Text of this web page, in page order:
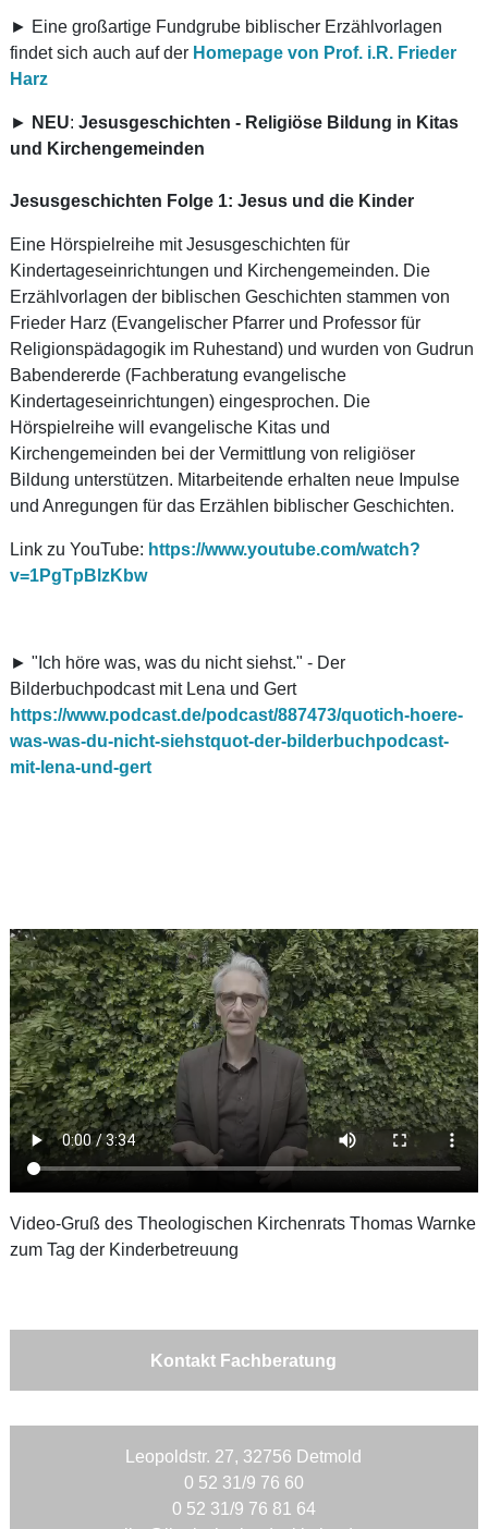
► Eine großartige Fundgrube biblischer Erzählvorlagen
findet sich auch auf der Homepage von Prof. i.R. Frieder
Harz
► NEU: Jesusgeschichten - Religiöse Bildung in Kitas
und Kirchengemeinden
Jesusgeschichten Folge 1: Jesus und die Kinder
Eine Hörspielreihe mit Jesusgeschichten für
Kindertageseinrichtungen und Kirchengemeinden. Die
Erzählvorlagen der biblischen Geschichten stammen von
Frieder Harz (Evangelischer Pfarrer und Professor für
Religionspädagogik im Ruhestand) und wurden von Gudrun
Babendererde (Fachberatung evangelische
Kindertageseinrichtungen) eingesprochen. Die
Hörspielreihe will evangelische Kitas und
Kirchengemeinden bei der Vermittlung von religiöser
Bildung unterstützen. Mitarbeitende erhalten neue Impulse
und Anregungen für das Erzählen biblischer Geschichten.
Link zu YouTube: https://www.youtube.com/watch?
v=1PgTpBlzKbw
► "Ich höre was, was du nicht siehst." - Der
Bilderbuchpodcast mit Lena und Gert
https://www.podcast.de/podcast/887473/quotich-hoere-
was-was-du-nicht-siehstquot-der-bilderbuchpodcast-
mit-lena-und-gert
Video-Gruß des Theologischen Kirchenrats Thomas Warnke
zum Tag der Kinderbetreuung
Kontakt Fachberatung
Leopoldstr. 27, 32756 Detmold
0 52 31/9 76 60
0 52 31/9 76 81 64